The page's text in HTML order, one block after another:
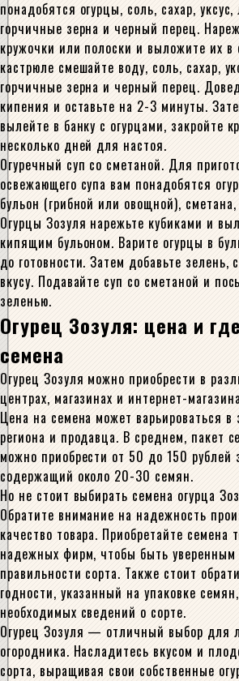
понадобятся огурцы, соль, сахар,
горчичные зерна и черный перец.
кружочки или полоски и выложите их в
кастрюле смешайте воду, соль, сахар,
горчичные зерна и черный перец.
кипения и оставьте на 2-3 минуты.
вылейте в банку с огурцами, закройте
несколько дней для настоя.
Огуречный суп со сметаной. Для
освежающего супа вам понадобятся
бульон (грибной или овощной),
Огурцы Зозуля нарежьте кубиками и
кипящим бульоном. Варите огурцы в
до готовности. Затем добавьте зелень,
вкусу. Подавайте суп со сметаной и
зеленью.
Огурец Зозуля: цена и
семена
Огурец Зозуля можно приобрести в
центрах, магазинах и интернет-
Цена на семена может варьироваться в
региона и продавца. В среднем, пакет
можно приобрести от 50 до 150 рублей
содержащий около 20-30 семян.
Но не стоит выбирать семена огурца
Обратите внимание на надежность
качество товара. Приобретайте семена
надежных фирм, чтобы быть уверенным
правильности сорта. Также стоит
годности, указанный на упаковке
необходимых сведений о сорте.
Огурец Зозуля — отличный выбор для
огородника. Насладитесь вкусом и
сорта, выращивая свои собственные